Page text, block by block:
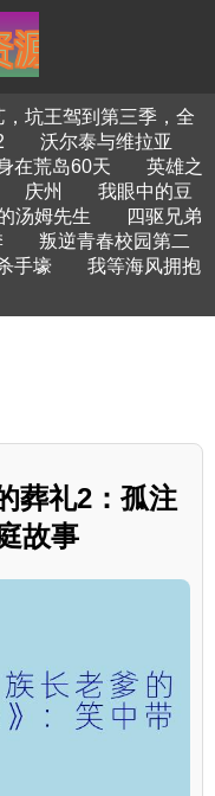
，坑王驾到第三季，全
沃尔泰与维拉亚
在荒岛60天
英雄之
庆州
我眼中的豆
汤姆先生
四驱兄弟
叛逆青春校园第二
手壕
我等海风拥抱
葬礼2：孤注
故事